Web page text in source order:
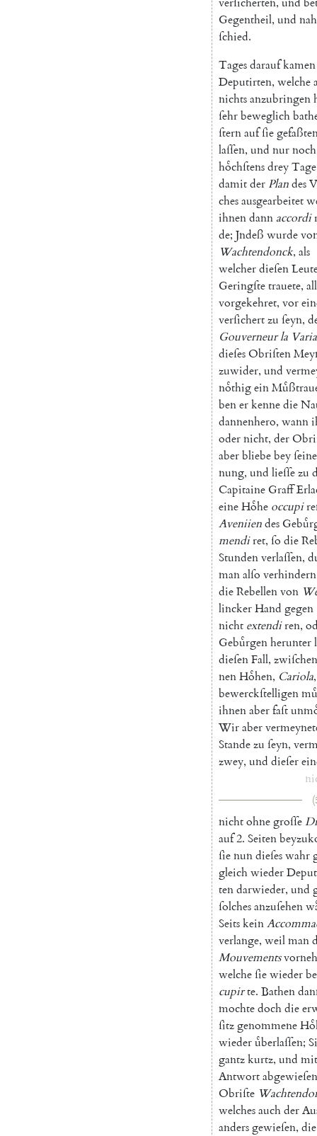
Gegentheil, und
ſchied.
Tagesdaraufkamen
Deputirten, welche
nichtsanzubringen
ſehrbeweglich
ſternaufſie
laſſen, und nurnoch
hoͤchſtensdreyTage
damitder Plandes
chesausgearbeitet
ihnendann accordi
de; Jndeß wurde
Wachtendonck, als
welcherdieſen
Geringſtetrauete,
vorgekehret, vor
verſichertzu ſeyn,
Gouverneurla
dieſesObriſten
zuwider, und
noͤthigein
benerkennedie
dannenhero, wann
odernicht, der
aberbliebebey
nung, und lieſſezu
Capitaine Graff
eineHoͤhe occupi
Aveniiendes
mendiret, ſo die
Stundenverlaſſen,
manalſo verhindern
dieRebellenvon
linckerHand gegen
nicht extendiren,
Gebuͤrgenherunter
dieſenFall, zwiſchen
nenHoͤhen, Cariola,
bewerckſtelligen
ihnenaberfaſt
Wiraber
Standezu ſeyn,
zwey, und dieſer
nichtohnegroſſe
auf2. Seiten
ſienundieſeswahr
gleichwieder
tendarwieder, und
ſolchesanzuſehen
Seitskein
verlange, weilman
Mouvements
welcheſiewieder
cupirte. Bathen
mochtedochdie
ſitzgenommene
wiederuͤberlaſſen;
gantzkurtz, und mit
Antwortabgewieſen
Obriſte
welchesauchder
andersgewieſen, die